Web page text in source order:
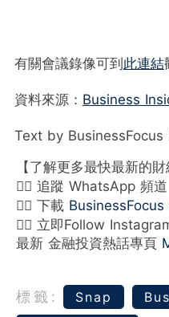
有關會議錄像可到此連結
資料來源： Business
Text by BusinessFocus
【了解更多最快最新的
👉🏻 追蹤 WhatsApp 頻道
👉🏻 下載 BusinessFocus
👉🏻 立即Follow
最新 金融投資熱話專頁
標籤: Snap